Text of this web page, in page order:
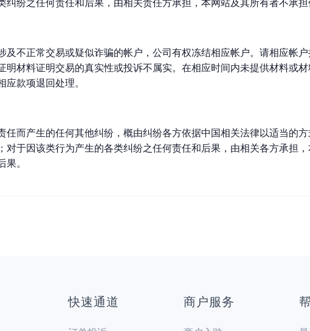
纠纷之任何责任和后果，由相关责任方承担，本网站及其所有者不承担
及不正常交易或疑似诈骗的帐户，公司有权冻结相应帐户。请相应帐
明材料证明交易的真实性或投诉不属实。在相应时间内未提供材料或
应款项退回处理。
任而产生的任何其他纠纷，概由纠纷各方依据中国相关法律以适当的
对于因该类行为产生的各类纠纷之任何责任和后果，由相关各方承担
果。
快速通道 商户服务